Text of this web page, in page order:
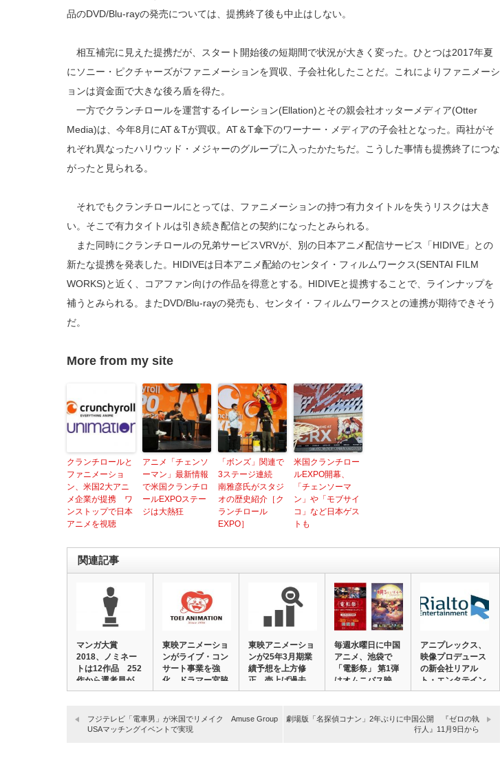
品のDVD/Blu-rayの発売については、提携終了後も中止はしない。
相互補完に見えた提携だが、スタート開始後の短期間で状況が大きく変った。ひとつは2017年夏
にソニー・ピクチャーズがファニメーションを買収、子会社化したことだ。これによりファニメーシ
ョンは資金面で大きな後ろ盾を得た。
一方でクランチロールを運営するイレーション(Ellation)とその親会社オッターメディア(Otter
Media)は、今年8月にAT＆Tが買収。AT＆T傘下のワーナー・メディアの子会社となった。両社がそ
れぞれ異なったハリウッド・メジャーのグループに入ったかたちだ。こうした事情も提携終了につな
がったと見られる。
それでもクランチロールにとっては、ファニメーションの持つ有力タイトルを失うリスクは大き
い。そこで有力タイトルは引き続き配信との契約になったとみられる。
また同時にクランチロールの兄弟サービスVRVが、別の日本アニメ配信サービス「HIDIVE」との
新たな提携を発表した。HIDIVEは日本アニメ配給のセンタイ・フィルムワークス(SENTAI FILM
WORKS)と近く、コアファン向けの作品を得意とする。HIDIVEと提携することで、ラインナップを
補うとみられる。またDVD/Blu-rayの発売も、センタイ・フィルムワークスとの連携が期待できそう
だ。
More from my site
クランチロールと
ファニメーショ
ン、米国2大アニ
メ企業が提携 ワ
ンストップで日本
アニメを視聴
アニメ「チェンソ
ーマン」最新情報
で米国クランチロ
ールEXPOステー
ジは大熱狂
「ボンズ」関連で
3ステージ連続
南雅彦氏がスタジ
オの歴史紹介［ク
ランチロール
EXPO］
米国クランチロー
ルEXPO開幕、
「チェンソーマ
ン」や「モブサイ
コ」など日本ゲス
トも
関連記事
マンガ大賞
2018、ノミネー
トは12作品 252
作から選考員が
決…
東映アニメーショ
ンがライブ・コン
サート事業を強
化、ドラマー宮脇
&…
東映アニメーショ
ンが25年3月期業
績予想を上方修
正、売上げ過去
最…
毎週水曜日に中国
アニメ、池袋で
「電影祭」 第1弾
はオムニバス映
画…
アニプレックス、
映像プロデュース
の新会社リアル
ト・エンタテイン
メ…
フジテレビ「電車男」が米国でリメイク Amuse Group
USAマッチングイベントで実現
劇場版「名探偵コナン」2年ぶりに中国公開 『ゼロの執
行人』11月9日から